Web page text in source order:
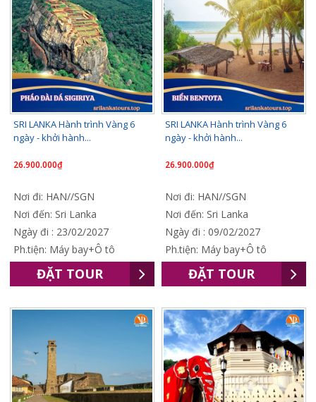
SRI LANKA Hành trình Vàng 6
ngày - khởi hành...
26.900.000₫
Nơi đi: HAN//SGN
Nơi đến: Sri Lanka
Ngày đi : 23/02/2027
Ph.tiện: Máy bay+Ô tô
ĐẶT TOUR
SRI LANKA Hành trình Vàng 6
ngày - khởi hành...
26.900.000₫
Nơi đi: HAN//SGN
Nơi đến: Sri Lanka
Ngày đi : 09/02/2027
Ph.tiện: Máy bay+Ô tô
ĐẶT TOUR